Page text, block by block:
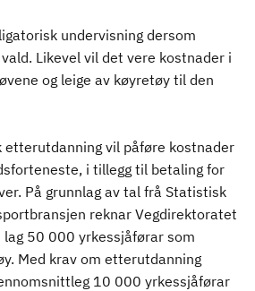
undervisning dersom
Likevel vil det vere kostnader i
og leige av køyretøy til den
etterutdanning vil påføre kostnader
i tillegg til betaling for
På grunnlag av tal frå Statistisk
reknar Vegdirektoratet
50 000 yrkessjåførar som
Med krav om etterutdanning
10 000 yrkessjåførar